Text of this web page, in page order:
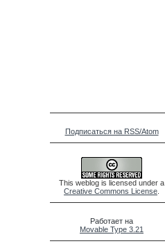
Подписаться на RSS/Atom
This weblog is licensed under a
Creative Commons License
Работает на
Movable Type 3.21